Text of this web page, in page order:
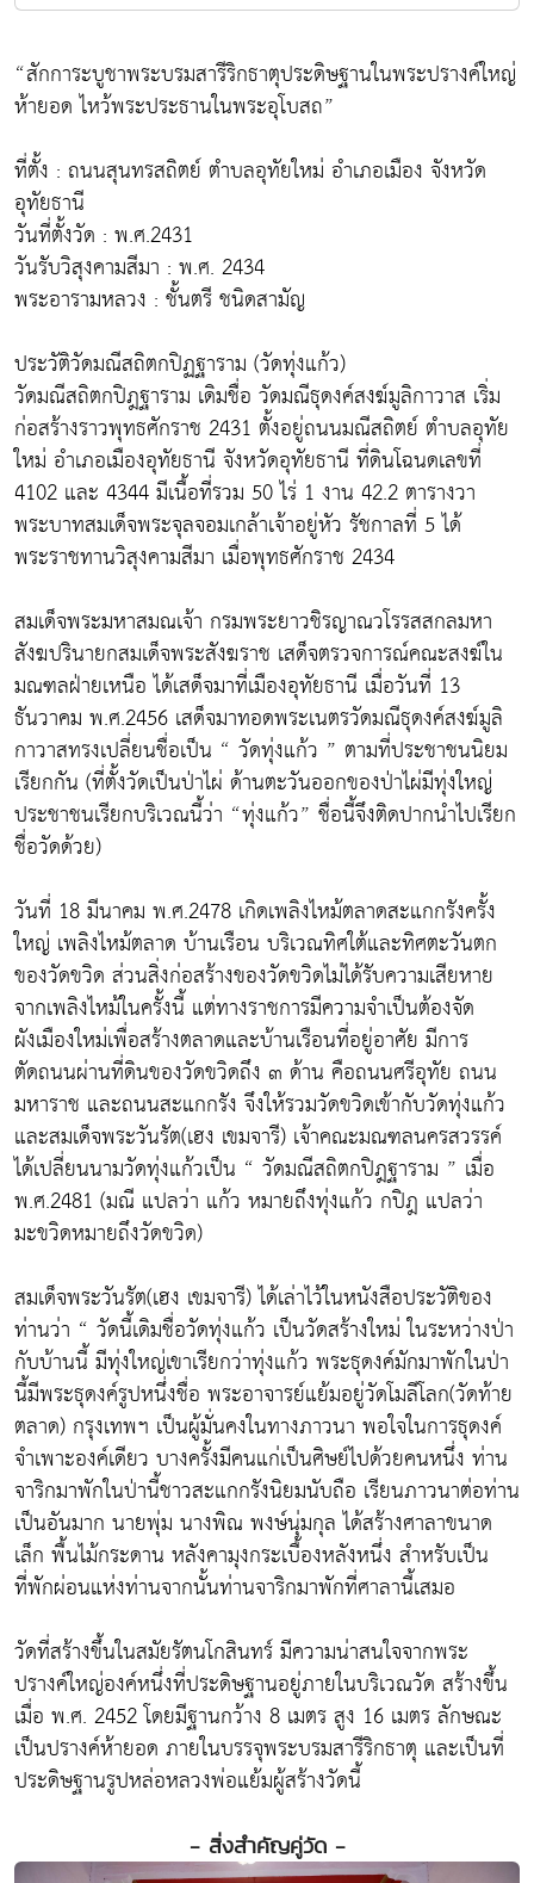
“สักการะบูชาพระบรมสารีริกธาตุประดิษฐานในพระปรางค์ใหญ่
ห้ายอด ไหว้พระประธานในพระอุโบสถ”
ที่ตั้ง : ถนนสุนทรสถิตย์ ตำบลอุทัยใหม่ อำเภอเมือง จังหวัด
อุทัยธานี
วันที่ตั้งวัด : พ.ศ.2431
วันรับวิสุงคามสีมา : พ.ศ. 2434
พระอารามหลวง : ชั้นตรี ชนิดสามัญ
ประวัติวัดมณีสถิตกปิฏฐาราม (วัดทุ่งแก้ว)
วัดมณีสถิตกปิฎฐาราม เดิมชื่อ วัดมณีธุดงค์สงฆ์มูลิกาวาส เริ่ม
ก่อสร้างราวพุทธศักราช 2431 ตั้งอยู่ถนนมณีสถิตย์ ตำบลอุทัย
ใหม่ อำเภอเมืองอุทัยธานี จังหวัดอุทัยธานี ที่ดินโฉนดเลขที่
4102 และ 4344 มีเนื้อที่รวม 50 ไร่ 1 งาน 42.2 ตารางวา
พระบาทสมเด็จพระจุลจอมเกล้าเจ้าอยู่หัว รัชกาลที่ 5 ได้
พระราชทานวิสุงคามสีมา เมื่อพุทธศักราช 2434
สมเด็จพระมหาสมณเจ้า กรมพระยาวชิรญาณวโรรสสกลมหา
สังฆปรินายกสมเด็จพระสังฆราช เสด็จตรวจการณ์คณะสงฆ์ใน
มณฑลฝ่ายเหนือ ได้เสด็จมาที่เมืองอุทัยธานี เมื่อวันที่ 13
ธันวาคม พ.ศ.2456 เสด็จมาทอดพระเนตรวัดมณีธุดงค์สงฆ์มูลิ
กาวาสทรงเปลี่ยนชื่อเป็น “ วัดทุ่งแก้ว ” ตามที่ประชาชนนิยม
เรียกกัน (ที่ตั้งวัดเป็นป่าไผ่ ด้านตะวันออกของป่าไผ่มีทุ่งใหญ่
ประชาชนเรียกบริเวณนี้ว่า “ทุ่งแก้ว” ชื่อนี้จึงติดปากนำไปเรียก
ชื่อวัดด้วย)
วันที่ 18 มีนาคม พ.ศ.2478 เกิดเพลิงไหม้ตลาดสะแกกรังครั้ง
ใหญ่ เพลิงไหม้ตลาด บ้านเรือน บริเวณทิศใต้และทิศตะวันตก
ของวัดขวิด ส่วนสิ่งก่อสร้างของวัดขวิดไม่ได้รับความเสียหาย
จากเพลิงไหม้ในครั้งนี้ แต่ทางราชการมีความจำเป็นต้องจัด
ผังเมืองใหม่เพื่อสร้างตลาดและบ้านเรือนที่อยู่อาศัย มีการ
ตัดถนนผ่านที่ดินของวัดขวิดถึง ๓ ด้าน คือถนนศรีอุทัย ถนน
มหาราช และถนนสะแกกรัง จึงให้รวมวัดขวิดเข้ากับวัดทุ่งแก้ว
และสมเด็จพระวันรัต(เฮง เขมจารี) เจ้าคณะมณฑลนครสวรรค์
ได้เปลี่ยนนามวัดทุ่งแก้วเป็น “ วัดมณีสถิตกปิฎฐาราม ” เมื่อ
พ.ศ.2481 (มณี แปลว่า แก้ว หมายถึงทุ่งแก้ว กปิฎ แปลว่า
มะขวิดหมายถึงวัดขวิด)
สมเด็จพระวันรัต(เฮง เขมจารี) ได้เล่าไว้ในหนังสือประวัติของ
ท่านว่า “ วัดนี้เดิมชื่อวัดทุ่งแก้ว เป็นวัดสร้างใหม่ ในระหว่างป่า
กับบ้านนี้ มีทุ่งใหญ่เขาเรียกว่าทุ่งแก้ว พระธุดงค์มักมาพักในป่า
นี้มีพระธุดงค์รูปหนึ่งชื่อ พระอาจารย์แย้มอยู่วัดโมลีโลก(วัดท้าย
ตลาด) กรุงเทพฯ เป็นผู้มั่นคงในทางภาวนา พอใจในการธุดงค์
จำเพาะองค์เดียว บางครั้งมีคนแก่เป็นศิษย์ไปด้วยคนหนึ่ง ท่าน
จาริกมาพักในป่านี้ชาวสะแกกรังนิยมนับถือ เรียนภาวนาต่อท่าน
เป็นอันมาก นายพุ่ม นางพิณ พงษ์นุ่มกุล ได้สร้างศาลาขนาด
เล็ก พื้นไม้กระดาน หลังคามุงกระเบื้องหลังหนึ่ง สำหรับเป็น
ที่พักผ่อนแห่งท่านจากนั้นท่านจาริกมาพักที่ศาลานี้เสมอ
วัดที่สร้างขึ้นในสมัยรัตนโกสินทร์ มีความน่าสนใจจากพระ
ปรางค์ใหญ่องค์หนึ่งที่ประดิษฐานอยู่ภายในบริเวณวัด สร้างขึ้น
เมื่อ พ.ศ. 2452 โดยมีฐานกว้าง 8 เมตร สูง 16 เมตร ลักษณะ
เป็นปรางค์ห้ายอด ภายในบรรจุพระบรมสารีริกธาตุ และเป็นที่
ประดิษฐานรูปหล่อหลวงพ่อแย้มผู้สร้างวัดนี้
- สิ่งสำคัญคู่วัด -